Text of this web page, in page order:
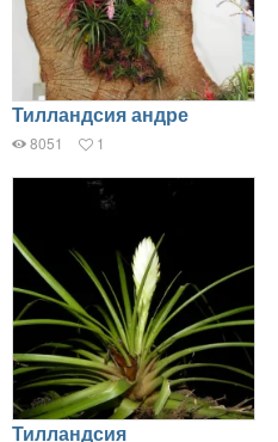
Тилландсия андре
8051 1
Тилландсия